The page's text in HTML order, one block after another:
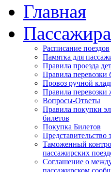
Главная
Расписание поездов
Памятка для
Правила проезда
Правила перевозки
Провоз ручной
Правила
Вопросы-Ответы
Правила покупки
билетов
Покупка Билетов
Представительство
Таможенный
пассажирских
Соглашение о
пассажирском